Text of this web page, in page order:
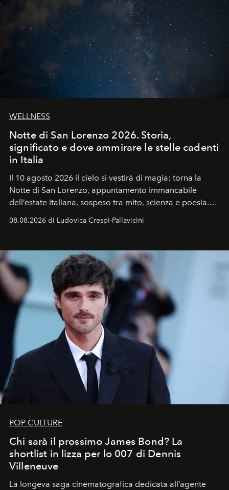
WELLNESS
Notte di San Lorenzo 2026. Storia,
significato e dove ammirare le stelle cadenti
in Italia
Il 10 agosto 2026 il cielo si vestirà di magia: torna la
Notte di San Lorenzo, appuntamento immancabile
dell’estate italiana, sospeso tra mito, scienza e poesia.
Sarà il momento in cui gli occhi si alzano verso la volta
celeste per seguire il passaggio delle
all’universo i desideri più segreti
08.08.2026 di Ludovica Crespi-Pallavicini
POP CULTURE
Chi sarà il prossimo James Bond? La
shortlist in lizza per lo 007 di Dennis
Villeneuve
La longeva saga cinematografica dedicata all’agente